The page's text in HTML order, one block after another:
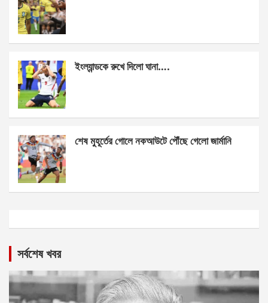
ইংল্যান্ডকে রুখে দিলো ঘানা….
শেষ মুহূর্তের গোলে নকআউটে পৌঁছে গেলো জার্মানি
সর্বশেষ খবর